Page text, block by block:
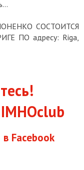
СОСТОИТСЯ
ПО адресу: Riga,
в Facebook